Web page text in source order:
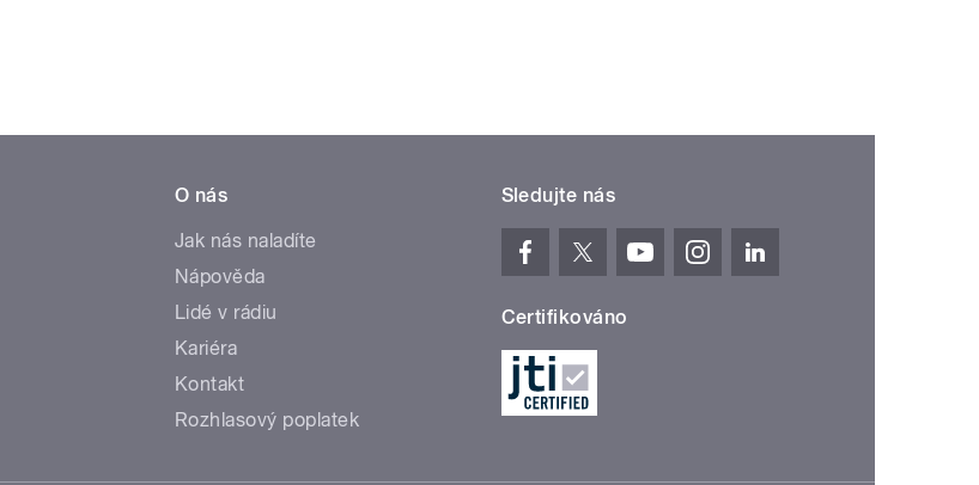
O nás
Jak nás naladíte
Nápověda
Lidé v rádiu
Kariéra
Kontakt
Rozhlasový poplatek
Sledujte nás
Certifikováno